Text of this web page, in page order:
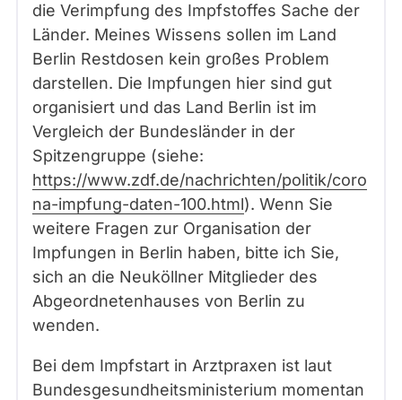
die Verimpfung des Impfstoffes Sache der
Länder. Meines Wissens sollen im Land
Berlin Restdosen kein großes Problem
darstellen. Die Impfungen hier sind gut
organisiert und das Land Berlin ist im
Vergleich der Bundesländer in der
Spitzengruppe (siehe:
https://www.zdf.de/nachrichten/politik/coro
na-impfung-daten-100.html). Wenn Sie
weitere Fragen zur Organisation der
Impfungen in Berlin haben, bitte ich Sie,
sich an die Neuköllner Mitglieder des
Abgeordnetenhauses von Berlin zu
wenden.
Bei dem Impfstart in Arztpraxen ist laut
Bundesgesundheitsministerium momentan